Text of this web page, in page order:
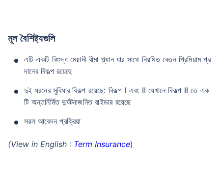
মূল বৈশিষ্ট্যগুলি
এটি একটি বিশুদ্ধ মেয়াদী বীমা প্ল্যান যার সাথে নিয়মিত বেতন প্রিমিয়াম প্র
দানের বিকল্প রয়েছে
দুই ধরনের সুবিধার বিকল্প রয়েছে: বিকল্প I এবং II যেখানে বিকল্প II তে এক
টি অন্তর্নির্মিত দুর্ঘটনাজনিত রাইডার রয়েছে
সরল আবেদন প্রক্রিয়া
(View in English : Term Insurance)